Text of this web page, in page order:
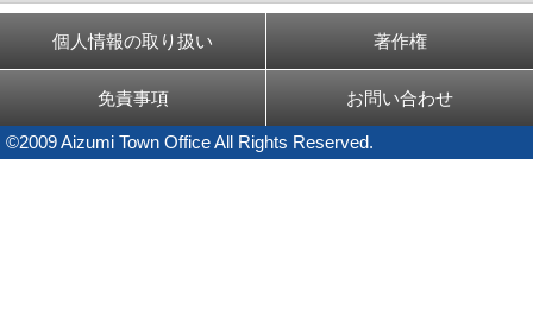
個人情報の取り扱い 著作権
免責事項 お問い合わせ
©2009 Aizumi Town Office All Rights Reserved.